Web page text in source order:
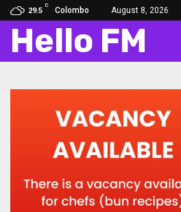
29.5
C
Colombo August 8, 2026
Hello FM